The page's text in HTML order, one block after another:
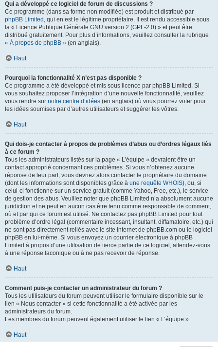
Qui a développé ce logiciel de forum de discussions ?
Ce programme (dans sa forme non modifiée) est produit et distribué par
phpBB Limited , qui en est le légitime propriétaire. Il est rendu accessible sous
la « Licence Publique Générale GNU version 2 (GPL-2.0) » et peut être
distribué gratuitement. Pour plus d’informations, veuillez consulter la rubrique
« À propos de phpBB » (en anglais).
Haut
Pourquoi la fonctionnalité X n’est pas disponible ?
Ce programme a été développé et mis sous licence par phpBB Limited. Si
vous souhaitez proposer l’intégration d’une nouvelle fonctionnalité, veuillez
vous rendre sur notre centre d’idées (en anglais) où vous pourrez voter pour
les idées soumises par d’autres utilisateurs et suggérer les vôtres.
Haut
Qui dois-je contacter à propos de problèmes d’abus ou d’ordres légaux liés
à ce forum ?
Tous les administrateurs listés sur la page « L’équipe » devraient être un
contact approprié concernant ces problèmes. Si vous n’obtenez aucune
réponse de leur part, vous devriez alors contacter le propriétaire du domaine
(dont les informations sont disponibles grâce à une requête WHOIS), ou, si
celui-ci fonctionne sur un service gratuit (comme Yahoo, Free, etc.), le service
de gestion des abus. Veuillez noter que phpBB Limited n’a absolument aucune
juridiction et ne peut en aucun cas être tenu comme responsable de comment,
où et par qui ce forum est utilisé. Ne contactez pas phpBB Limited pour tout
problème d’ordre légal (commentaire incessant, insultant, diffamatoire, etc.) qui
ne sont pas directement reliés avec le site internet de phpBB.com ou le logiciel
phpBB en lui-même. Si vous envoyez un courrier électronique à phpBB
Limited à propos d’une utilisation de tierce partie de ce logiciel, attendez-vous
à une réponse laconique ou à ne pas recevoir de réponse.
Haut
Comment puis-je contacter un administrateur du forum ?
Tous les utilisateurs du forum peuvent utiliser le formulaire disponible sur le
lien « Nous contacter » si cette fonctionnalité a été activée par les
administrateurs du forum.
Les membres du forum peuvent également utiliser le lien « L’équipe ».
Haut